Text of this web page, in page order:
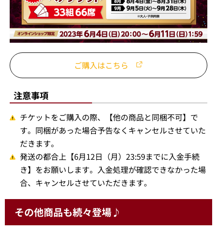
ご購入はこちら
注意事項
チケットをご購入の際、【他の商品と同梱不可】で
す。同梱があった場合予告なくキャンセルさせていた
だきます。
発送の都合上【6月12日（月）23:59までに入金手続
き】をお願いします。入金処理が確認できなかった場
合、キャンセルさせていただきます。
その他商品も続々登場♪